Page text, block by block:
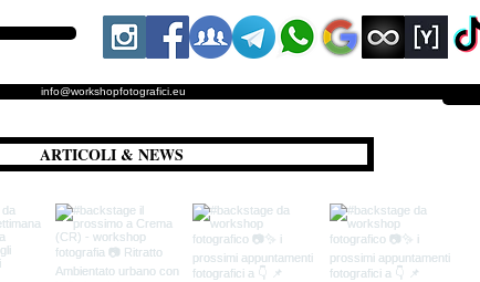
info@workshopfotografici.eu
ARTICOLI & NEWS